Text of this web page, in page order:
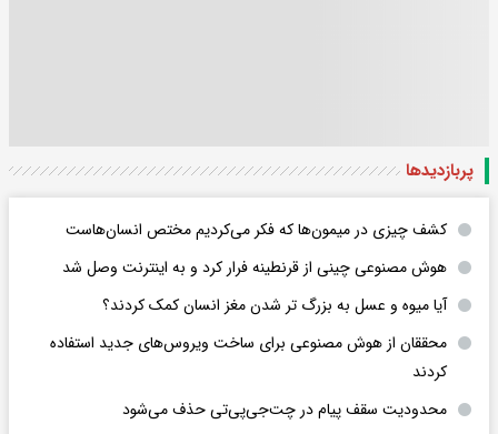
پربازدید‌ها
کشف چیزی در میمون‌ها که فکر می‌کردیم مختص انسان‌هاست
هوش مصنوعی چینی از قرنطینه فرار کرد و به اینترنت وصل شد
آیا میوه و عسل به بزرگ تر شدن مغز انسان کمک کردند؟
محققان از هوش مصنوعی برای ساخت ویروس‌های جدید استفاده
کردند
محدودیت سقف پیام در چت‌جی‌پی‌تی حذف می‌شود